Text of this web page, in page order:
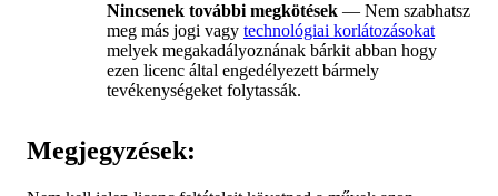
Nincsenek további megkötések — Nem szabhatsz
meg más jogi vagy technológiai korlátozásokat
melyek megakadályoznának bárkit abban hogy
ezen licenc által engedélyezett bármely
tevékenységeket folytassák.
Megjegyzések: